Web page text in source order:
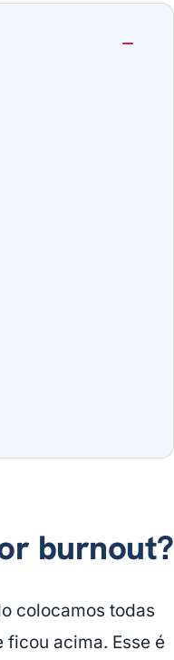
burnout?
colocamos todas
acima. Esse é